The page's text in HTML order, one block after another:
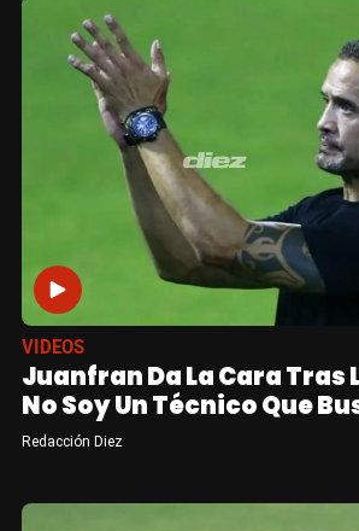
VIDEOS
Juanfran Da La Cara Tras
No Soy Un Técnico Que
Redacción Diez